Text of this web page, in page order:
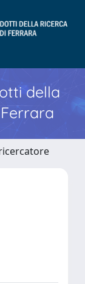
della